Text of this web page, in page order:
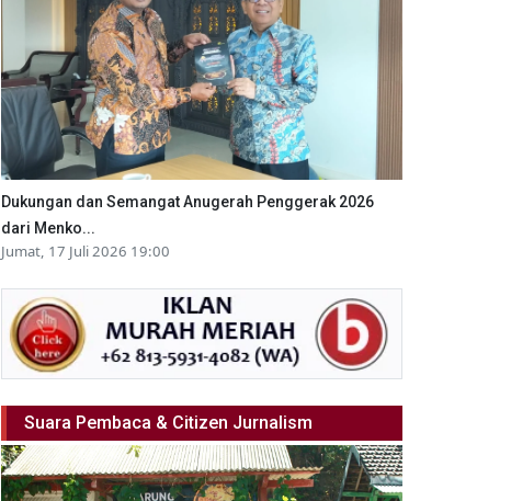
Dukungan dan Semangat Anugerah Penggerak 2026
dari Menko...
Jumat, 17 Juli 2026 19:00
Suara Pembaca & Citizen Jurnalism